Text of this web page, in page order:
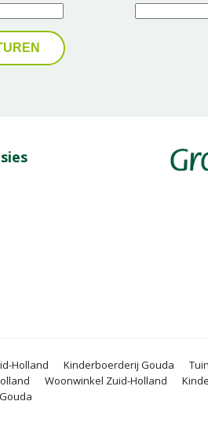
Holland Kinderboerderij Gouda
Woonwinkel Zuid-Holland